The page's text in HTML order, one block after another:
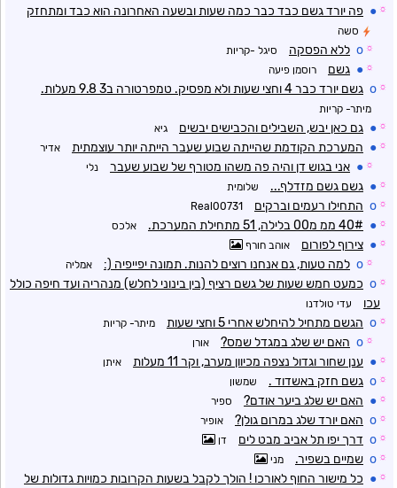
☼
● פה יורד גשם כבד כבר כמה שעות ובשעה האחרונה הוא כבד ומתחזק
סשה
☼
o ללא הפסקה סיגל -קריות
☼
● גשם רוסמן פיעה
☼
o גשם יורד כבר 4 וחצי שעות ולא מפסיק. טמפרטורה ב3 9.8 מעלות.
מיתר- קריות
☼
● גם כאן יבש, השבילים והכבישים יבשים גיא
☼
● המערכת הקודמת שהייתה שבוע שעבר הייתה יותר עוצמתית אדיר
☼
● אני בגוש דן והיה פה משהו מטורף של שבוע שעבר נלי
☼
● גשם גשם מזדלף... שלומית
☼
o התחילו רעמים וברקים Real00731
☼
● 40# ממ מ00 בלילה, 51 מתחילת המערכת. אלכס
☼
● צירוף לפורום אוהב חורף
☼
o למה טעות, גם אנחנו רוצים להנות. תמונה יפייפיה (: אמליה
☼
o כמעט חמש שעות של גשם רציף (בין בינוני לחלש) מנהריה ועד חיפה כולל
עכו
עדי טולדנו
☼
o הגשם מתחיל להיחלש אחרי 5 וחצי שעות מיתר- קריות
☼
o האם יש שלג במגדל שמס? אורן
☼
● ענן שחור וגדול נצפה מכיוון מערב, וקר 11 מעלות איתן
☼
o גשם חזק באשדוד . שמשון
☼
● האם יש שלג ביער אודם? ספיר
☼
o האם יורד שלג במרום גולן? אופיר
☼
o דרך יפו תל אביב מבט לים דן
☼
o שמיים בשפיר. מני
☼
● כל מישור החוף לאורכו ! הולך לקבל בשעות הקרובות כמויות גדולות של